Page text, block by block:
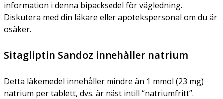
information i denna bipacksedel för vägledning.
Diskutera med din läkare eller apotekspersonal om du är
osäker.
Sitagliptin Sandoz innehåller natrium
Detta läkemedel innehåller mindre än 1 mmol (23 mg)
natrium per tablett, dvs. är näst intill “natriumfritt”.